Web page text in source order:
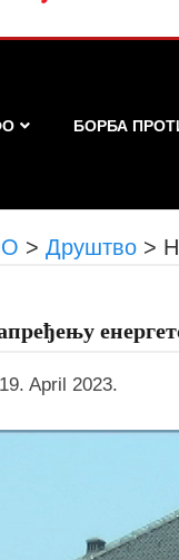
БОРБА
> Друштво >
19. April 2023.